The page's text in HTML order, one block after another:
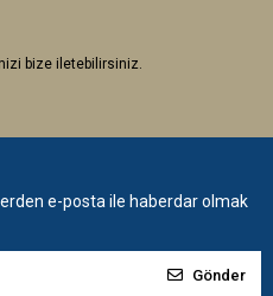
bize iletebilirsiniz.
e-posta ile haberdar olmak
Gönder